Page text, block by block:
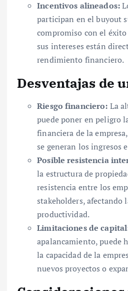
Incentivos alineados:
participan en el buyout
compromiso con el éxito
sus intereses están
rendimiento financiero.
Desventajas de
Riesgo financiero: La
puede poner en peligro
financiera de la
se generan los ingresos
Posible resistencia
la estructura de
resistencia entre los
stakeholders, afectando
productividad.
Limitaciones de
apalancamiento, puede
la capacidad de la
nuevos proyectos o